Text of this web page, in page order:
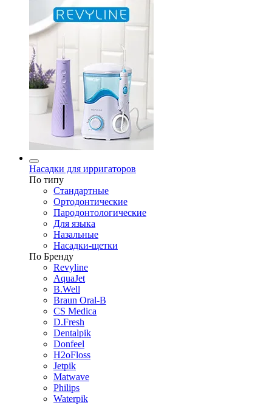
Насадки для ирригаторов
По типу
Стандартные
Ортодонтические
Пародонтологические
Для языка
Назальные
Насадки-щетки
По Бренду
Revyline
AquaJet
B.Well
Braun Oral-B
CS Medica
D.Fresh
Dentalpik
Donfeel
H2oFloss
Jetpik
Matwave
Philips
Waterpik